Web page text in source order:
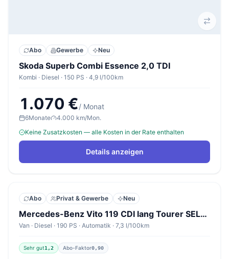
Abo Gewerbe Neu
Skoda Superb Combi Essence 2,0 TDI
Kombi · Diesel · 150 PS · 4,9 l/100km
1.070 €/ Monat
6Monate
4.000 km/Mon.
Keine Zusatzkosten — alle Kosten in der Rate enthalten
Details anzeigen
Abo Privat & Gewerbe Neu
Mercedes-Benz Vito 119 CDI lang Tourer SELECT
Van · Diesel · 190 PS · Automatik · 7,3 l/100km
Sehr gut1,2 Abo-Faktor0,90